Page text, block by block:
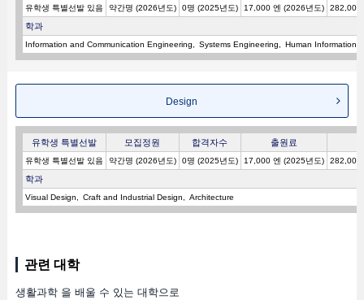
유학생 특별선발 있음 약간명 (2026년도) 0명 (2025년도) 17,000 엔 (2026년도) 282,000
학과
Information and Communication Engineering Systems Engineering Human Information
Design
유학생 특별선발 모집정원 합격자수 출원료
유학생 특별선발 있음 약간명 (2026년도) 0명 (2025년도) 17,000 엔 (2025년도) 282,000
학과
Visual Design Craft and Industrial Design Architecture
관련 대학
생활과학 을 배울 수 있는 대학으로